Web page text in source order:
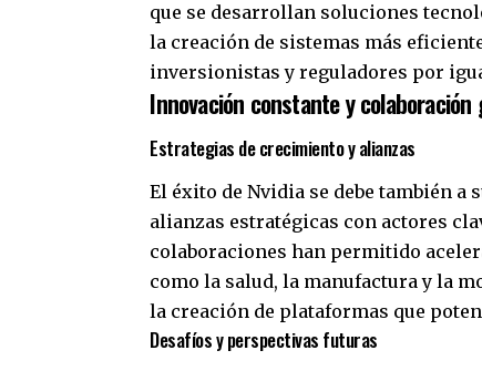
que se desarrollan soluciones
la creación de sistemas más
inversionistas y reguladores por
Innovación constante y colaboración
Estrategias de crecimiento y alianzas
El éxito de Nvidia se debe también
alianzas estratégicas con actores
colaboraciones han permitido
como la salud, la manufactura y la
la creación de plataformas que
Desafíos y perspectivas futuras